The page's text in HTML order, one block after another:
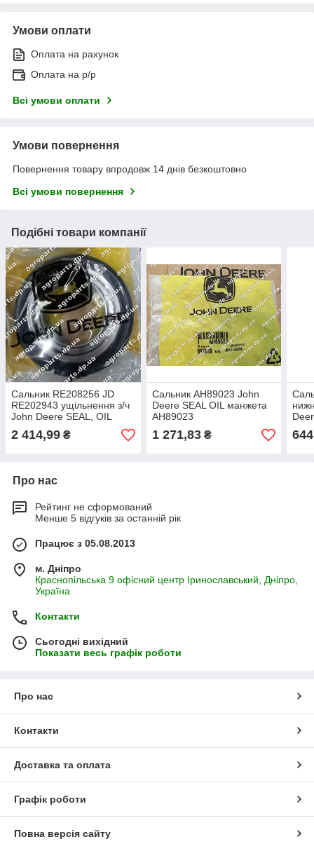
Умови оплати
Оплата на рахунок
Оплата на р/р
Всі умови оплати
Умови повернення
Повернення товару впродовж 14 днів безкоштовно
Всі умови повернення
Подібні товари компанії
Сальник RE208256 JD
RE202943 ущільнення з/ч
John Deere SEAL, OIL
манжет RE150317
2 414,99 ₴
Сальник AH89023 John
Deere SEAL OIL манжета
АН89023
1 271,83₴
Про нас
Рейтинг не сформований
Менше 5 відгуків за останній рік
Працює з 05.08.2013
м. Дніпро
Краснопільська 9 офісний центр Іринославський, Дніпро,
Україна
Контакти
Сьогодні вихідний
Показати весь графік роботи
Про нас
Контакти
Доставка та оплата
Графік роботи
Повна версія сайту